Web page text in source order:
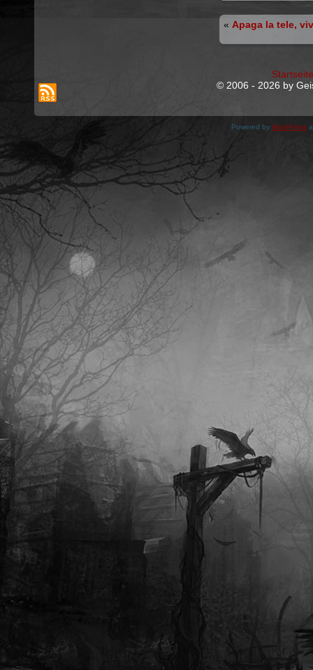
« Apaga la tele,
Startseite
© 2006 - 2026 by
Powered by WordPress